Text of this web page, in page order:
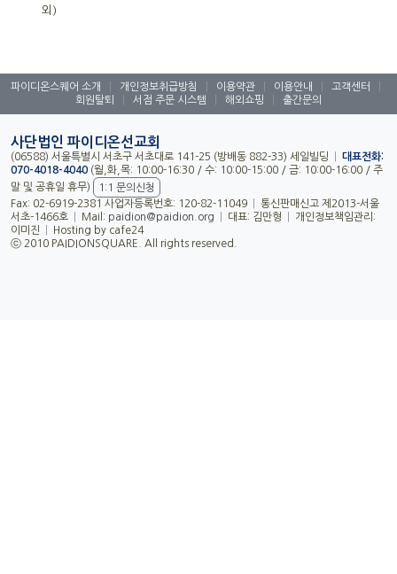
외)
파이디온스퀘어 소개 개인정보취급방침 이용약관 이용안내 고객센터
회원탈퇴
서점 주문 시스템 해외쇼핑 출간문의
사단법인 파이디온선교회
(06588) 서울특별시 서초구 서초대로 141-25 (방배동 882-33) 세일빌딩
대표전화:
070-4018-4040 (월,화,목: 10:00-16:30 / 수: 10:00-15:00 / 금: 10:00-16:00 / 주
말 및 공휴일 휴무)
1:1 문의신청
Fax: 02-6919-2381 사업자등록번호: 120-82-11049
통신판매신고 제2013-서울
서초-1466호
Mail: paidion@paidion.org 대표: 김만형
개인정보책임관리:
이미진
Hosting by cafe24
ⓒ 2010 PAIDIONSQUARE. All rights reserved.